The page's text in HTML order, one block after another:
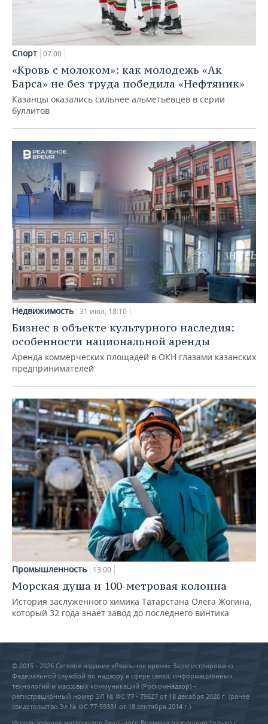
Спорт 07:00
«Кровь с молоком»: как молодежь «Ак
Барса» не без труда победила «Нефтяник»
Казанцы оказались сильнее альметьевцев в серии
буллитов
Недвижимость 31 июл, 18:10
Бизнес в объекте культурного наследия:
особенности национальной аренды
Аренда коммерческих площадей в ОКН глазами казанских
предпринимателей
Промышленность 13:00
Морская душа и 100-метровая колонна
История заслуженного химика Татарстана Олега Жогина,
который 32 года знает завод до последнего винтика
© 2015 - 2026 Сетевое издание «Реальное время» Зарегистрировано
Федеральной службой по надзору в сфере связи, информационных
технологий и массовых коммуникаций (Роскомнадзор) –
регистрационный номер ЭЛ № ФС 77 - 79627 от 18 декабря 2020 г. (ранее
свидетельство Эл № ФС 77-59331 от 18 сентября 2014 г.)